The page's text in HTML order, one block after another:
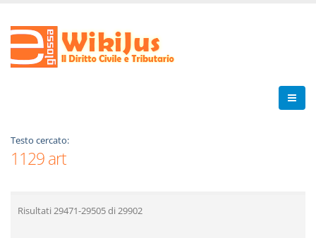
Testo cercato:
1129 art
Risultati 29471-29505di 29902